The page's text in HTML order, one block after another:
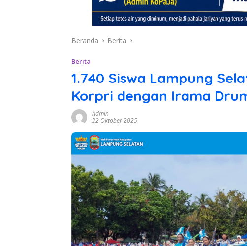
Beranda Berita
Berita
1.740 Siswa Lampung
Korpri dengan Irama
Admin
22 Oktober 2025